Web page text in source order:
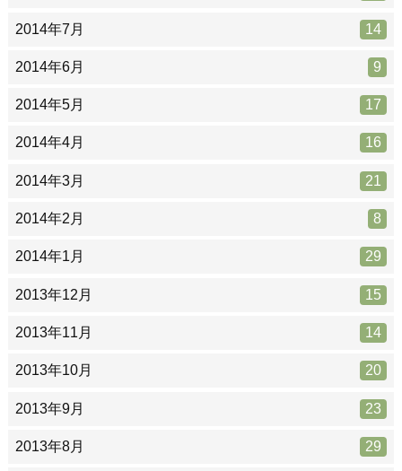
2014年7月 14
2014年6月 9
2014年5月 17
2014年4月 16
2014年3月 21
2014年2月 8
2014年1月 29
2013年12月 15
2013年11月 14
2013年10月 20
2013年9月 23
2013年8月 29